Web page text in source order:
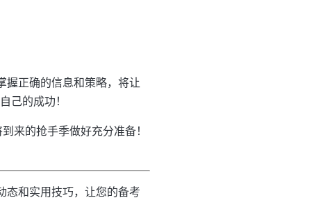
握正确的信息和策略，将让
己的成功！
来的抢手季做好充分准备！
态和实用技巧，让您的备考